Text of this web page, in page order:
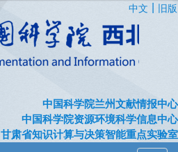
中文 旧版
中国科学院兰州文献情报中心
中国科学院资源环境科学信息中心
甘肃省知识计算与决策智能重点实验室